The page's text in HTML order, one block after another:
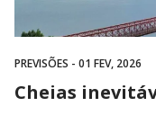
PREVISÕES - 01 FEV, 2026
Cheias